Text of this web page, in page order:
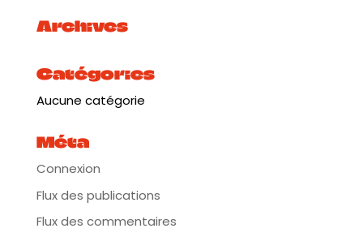
Venez danser, rigoler, trinquer… on vous promet
Provence.
𝐏𝐑𝐎𝐆𝐑𝐀𝐌𝐌𝐀𝐓𝐈𝐎𝐍
SURPRISES à découvrir très vite
Archives
Catégories
Aucune catégorie
Méta
Connexion
Flux des publications
Flux des commentaires